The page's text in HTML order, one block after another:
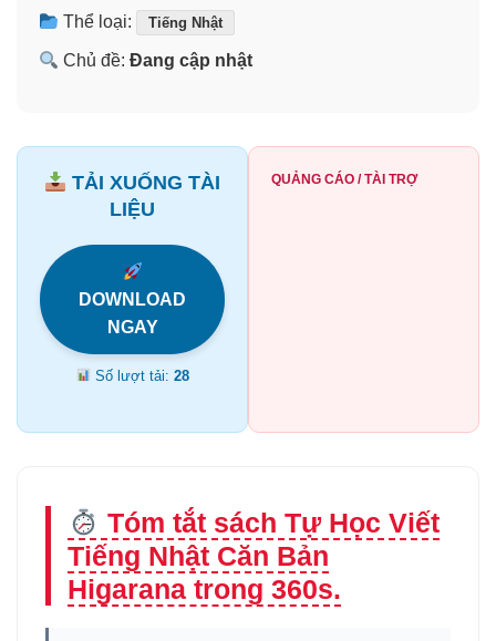
Thể loại: Tiếng Nhật
Chủ đề:Đang cập nhật
TẢI XUỐNG TÀI
LIỆU
DOWNLOAD
NGAY
Số lượt tải:28
QUẢNG CÁO / TÀI TRỢ
Tóm tắt sách Tự Học Viết
Tiếng Nhật Căn Bản
Higarana trong 360s.